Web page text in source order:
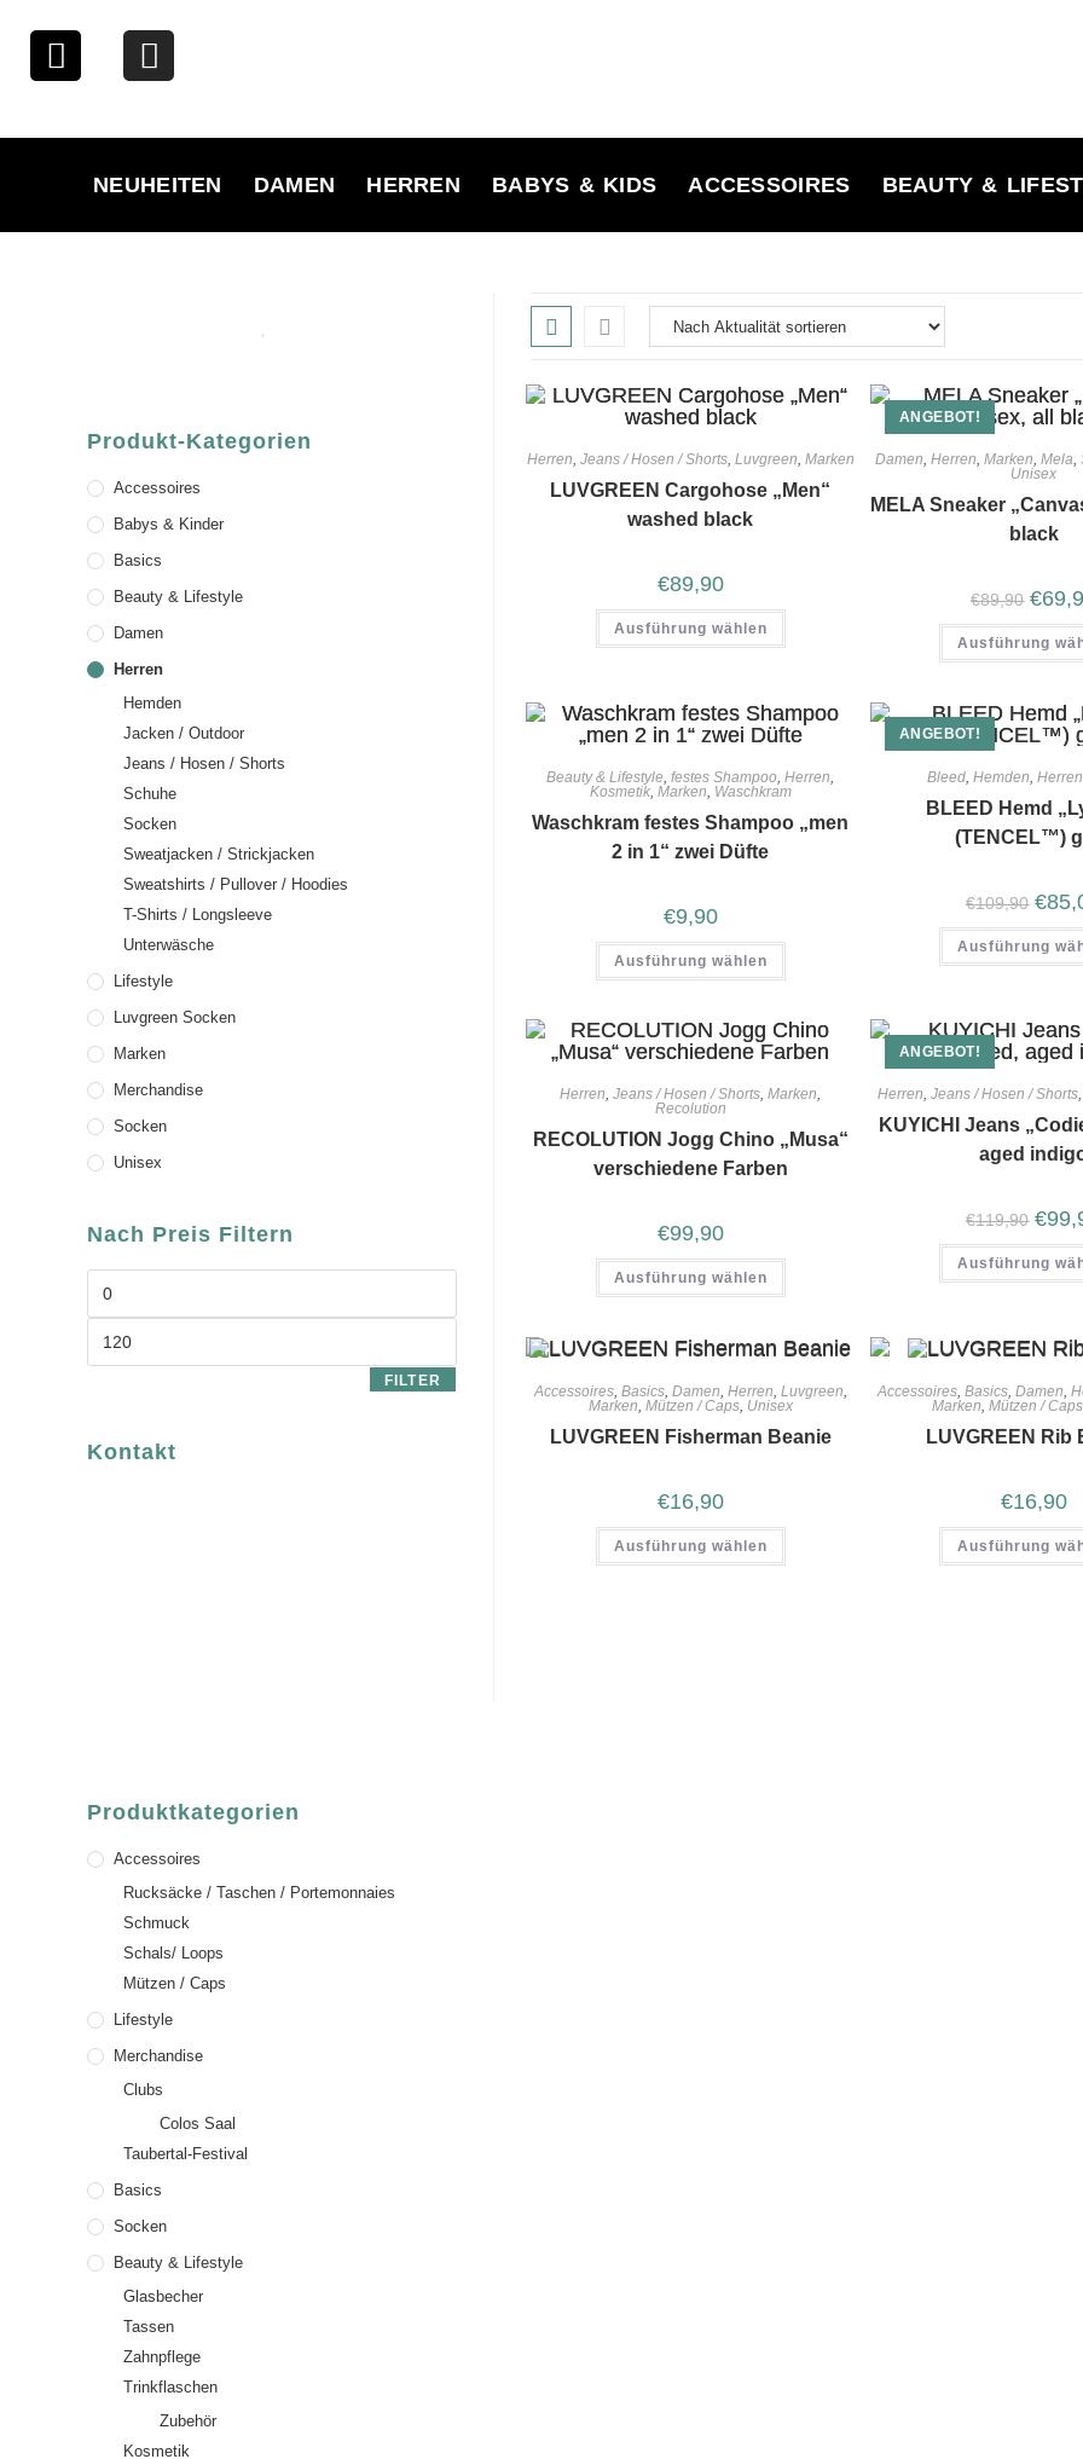
NEUHEITEN DAMEN HERREN BABYS & KIDS ACCESSOIRES BEAUTY &
Herren, Jeans / Hosen / Shorts, Luvgreen, Marken
LUVGREEN Cargohose „Men“
washed black
€89,90
Ausführung wählen
ANGEBOT!
Damen, Herren, Marken, Mela,
Unisex
MELA Sneaker
black
€89,90 €
Ausführung
Beauty & Lifestyle ,festes Shampoo ,Herren
Kosmetik, Marken Waschkram
Waschkram festes Shampoo „men
2 in 1“ zwei Düfte
€9,90
Ausführung wählen
ANGEBOT!
Bleed ,Hemden ,Herren
BLEED Hemd
(TENCEL™)
€109,90 €
Ausführung
Herren,Jeans / Hosen / Shorts,Marken,
Recolution
RECOLUTION Jogg Chino „Musa“
verschiedene Farben
€99,90
Ausführung wählen
ANGEBOT!
Herren, Jeans / Hosen / Shorts,
KUYICHI Jeans
aged
€119,90 €
Ausführung
Accessoires, Basics, Damen Herren Luvgreen
Marken Mützen / Caps, Unisex
LUVGREEN Fisherman Beanie
€16,90
Ausführung wählen
Accessoires, Basics, Damen
Marken Mützen / Caps,
LUVGREEN Rib
€16,90
Ausführung
Produkt-Kategorien
Accessoires
Babys & Kinder
Basics
Beauty & Lifestyle
Damen
Herren
Hemden
Jacken / Outdoor
Jeans / Hosen / Shorts
Schuhe
Socken
Sweatjacken / Strickjacken
Sweatshirts / Pullover / Hoodies
T-Shirts / Longsleeve
Unterwäsche
Lifestyle
Luvgreen Socken
Marken
Merchandise
Socken
Unisex
Nach Preis Filtern
FILTER
Kontakt
Produktkategorien
Accessoires
Rucksäcke / Taschen / Portemonnaies
Schmuck
Schals/ Loops
Mützen / Caps
Lifestyle
Merchandise
Clubs
Colos Saal
Taubertal-Festival
Basics
Socken
Beauty & Lifestyle
Glasbecher
Tassen
Zahnpflege
Trinkflaschen
Zubehör
Kosmetik